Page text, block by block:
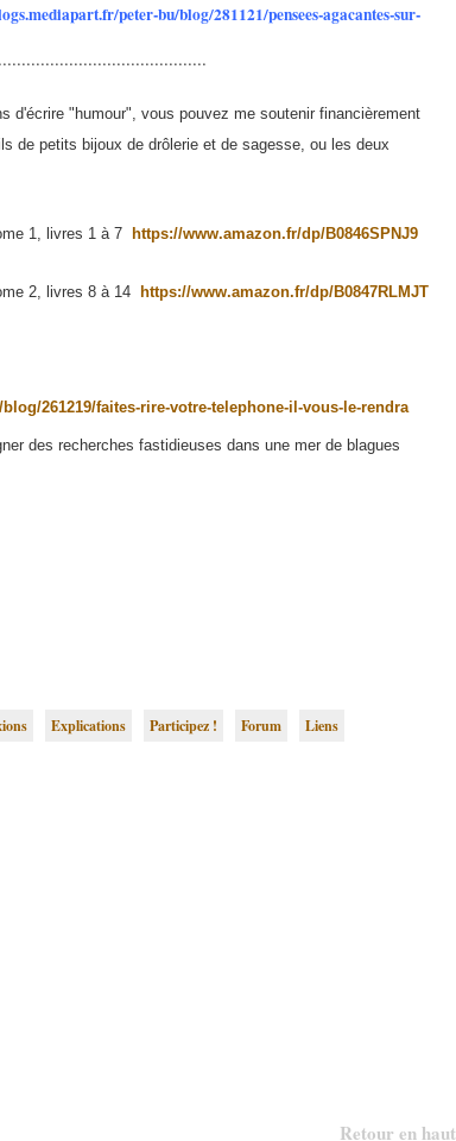
peter-bu/blog/281121/pensees-agacantes-sur-
d'écrire "humour", vous pouvez me soutenir financièrement
de petits bijoux de drôlerie et de sagesse, ou les deux
1, livres 1 à 7 https://www.amazon.fr/dp/B0846SPNJ9
2, livres 8 à 14 https://www.amazon.fr/dp/B0847RLMJT
261219/faites-rire-votre-telephone-il-vous-le-rendra
des recherches fastidieuses dans une mer de blagues
Explications Participez ! Forum Liens
Retour en haut